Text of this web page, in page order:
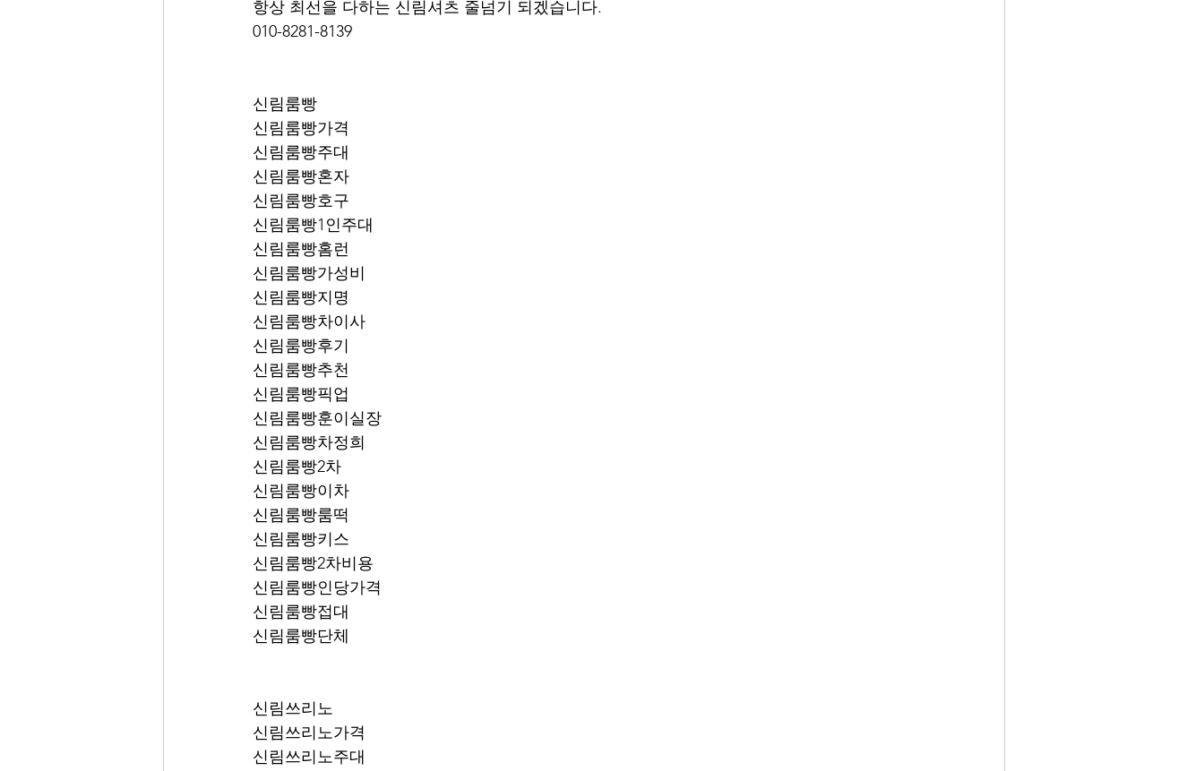
항상 최선을 다하는 신림셔츠 줄넘기 되겠습니다.
010-8281-8139
신림룸빵
신림룸빵가격
신림룸빵주대
신림룸빵혼자
신림룸빵호구
신림룸빵1인주대
신림룸빵홈런
신림룸빵가성비
신림룸빵지명
신림룸빵차이사
신림룸빵후기
신림룸빵추천
신림룸빵훈이실장
신림룸빵차정희
신림룸빵2차
신림룸빵이차
신림룸빵룸떡
신림룸빵키스
신림룸빵2차비용
신림룸빵인당가격
신림룸빵접대
신림룸빵단체
신림쓰리노
신림쓰리노가격
신림쓰리노주대